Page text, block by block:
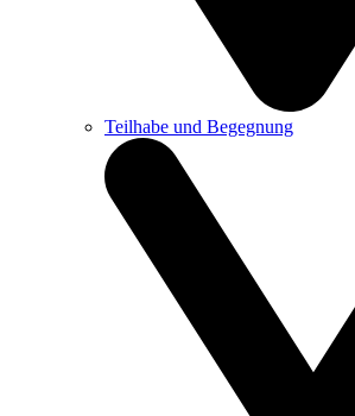
Teilhabe und Begegnung